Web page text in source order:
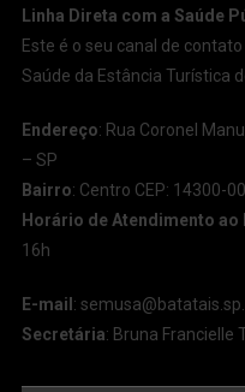
Linha Direta com a Saúde
Este é o seu canal de
Saúde da Estância Turística
Endereço: Rua Coronel
– SP
Bairro: Centro CEP: 14300-
Horário de Atendimento ao
16h
E-mail:
Secretária: Bruna Francielle